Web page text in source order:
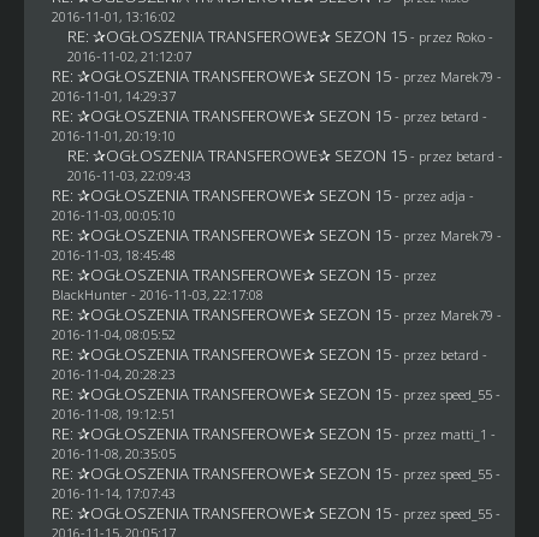
2016-11-01, 13:16:02
RE: ✰OGŁOSZENIA TRANSFEROWE✰ SEZON 15 - przez Roko-
2016-11-02, 21:12:07
RE: ✰OGŁOSZENIA TRANSFEROWE✰ SEZON 15 - przez Marek79 -
2016-11-01, 14:29:37
RE: ✰OGŁOSZENIA TRANSFEROWE✰ SEZON 15 - przez betard -
2016-11-01, 20:19:10
RE: ✰OGŁOSZENIA TRANSFEROWE✰ SEZON 15 - przez betard -
2016-11-03, 22:09:43
RE: ✰OGŁOSZENIA TRANSFEROWE✰ SEZON 15 - przez adja -
2016-11-03, 00:05:10
RE: ✰OGŁOSZENIA TRANSFEROWE✰ SEZON 15 - przez Marek79 -
2016-11-03, 18:45:48
RE: ✰OGŁOSZENIA TRANSFEROWE✰ SEZON 15 - przez
BlackHunter- 2016-11-03, 22:17:08
RE: ✰OGŁOSZENIA TRANSFEROWE✰ SEZON 15 - przez Marek79 -
2016-11-04, 08:05:52
RE: ✰OGŁOSZENIA TRANSFEROWE✰ SEZON 15 - przez betard -
2016-11-04, 20:28:23
RE: ✰OGŁOSZENIA TRANSFEROWE✰ SEZON 15 - przez speed_55 -
2016-11-08, 19:12:51
RE: ✰OGŁOSZENIA TRANSFEROWE✰ SEZON 15 - przez matti_1 -
2016-11-08, 20:35:05
RE: ✰OGŁOSZENIA TRANSFEROWE✰ SEZON 15 - przez speed_55 -
2016-11-14, 17:07:43
RE: ✰OGŁOSZENIA TRANSFEROWE✰ SEZON 15 - przez speed_55 -
2016-11-15, 20:05:17